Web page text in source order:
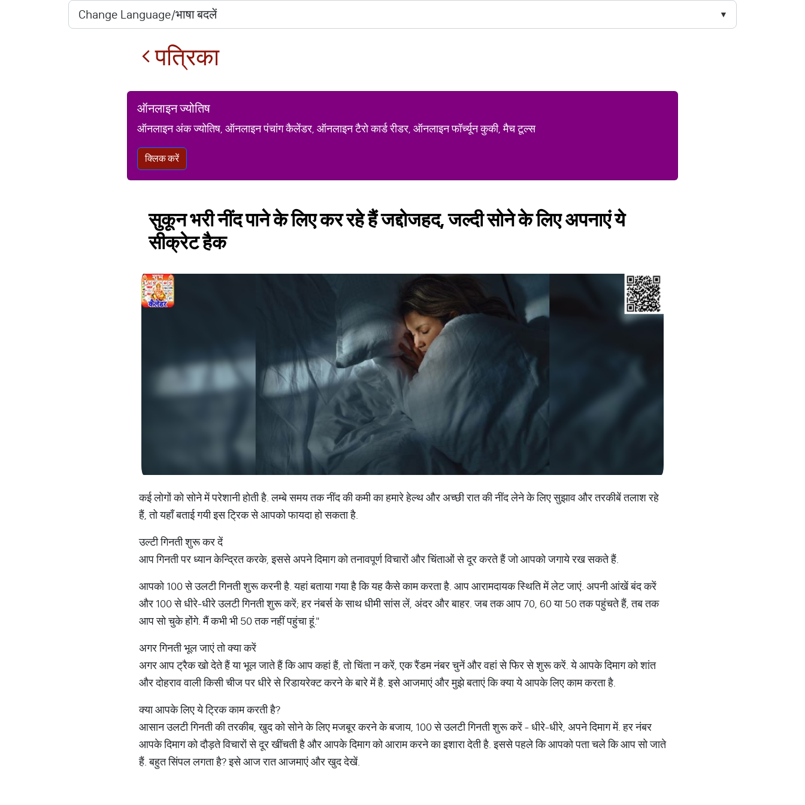
पत्रिका
ऑनलाइन ज्योतिष
ऑनलाइन अंक ज्योतिष, ऑनलाइन पंचांग कैलेंडर, ऑनलाइन टैरो कार्ड रीडर, ऑनलाइन फॉर्च्यून कुकी, मैच टूल्स
क्लिक करें
सुकून भरी नींद पाने के लिए कर रहे हैं जद्दोजहद, जल्दी सोने के लिए अपनाएं ये
सीक्रेट हैक
कई लोगों को सोने में परेशानी होती है. लम्बे समय तक नींद की कमी का हमारे हेल्थ और अच्छी रात की नींद लेने के लिए सुझाव और तरकीबें तलाश रहे
हैं, तो यहाँ बताई गयी इस ट्रिक से आपको फायदा हो सकता है.
उल्टी गिनती शुरू कर दें
आप गिनती पर ध्यान केन्द्रित करके, इससे अपने दिमाग को तनावपूर्ण विचारों और चिंताओं से दूर करते हैं जो आपको जगाये रख सकते हैं.
आपको 100 से उलटी गिनती शुरू करनी है. यहां बताया गया है कि यह कैसे काम करता है. आप आरामदायक स्थिति में लेट जाएं. अपनी आंखें बंद करें
और 100 से धीरे-धीरे उलटी गिनती शुरू करें; हर नंबर्स के साथ धीमी सांस लें, अंदर और बाहर. जब तक आप 70, 60 या 50 तक पहुंचते हैं, तब तक
आप सो चुके होंगे. मैं कभी भी 50 तक नहीं पहुंचा हूं."
अगर गिनती भूल जाएं तो क्या करें
अगर आप ट्रैक खो देते हैं या भूल जाते हैं कि आप कहां हैं, तो चिंता न करें, एक रैंडम नंबर चुनें और वहां से फिर से शुरू करें. ये आपके दिमाग को शांत
और दोहराव वाली किसी चीज पर धीरे से रिडायरेक्ट करने के बारे में है. इसे आजमाएं और मुझे बताएं कि क्या ये आपके लिए काम करता है.
क्या आपके लिए ये ट्रिक काम करती है?
आसान उलटी गिनती की तरकीब, खुद को सोने के लिए मजबूर करने के बजाय, 100 से उलटी गिनती शुरू करें - धीरे-धीरे, अपने दिमाग में. हर नंबर
आपके दिमाग को दौड़ते विचारों से दूर खींचती है और आपके दिमाग को आराम करने का इशारा देती है. इससे पहले कि आपको पता चले कि आप सो जाते
हैं. बहुत सिंपल लगता है? इसे आज रात आजमाएं और खुद देखें.